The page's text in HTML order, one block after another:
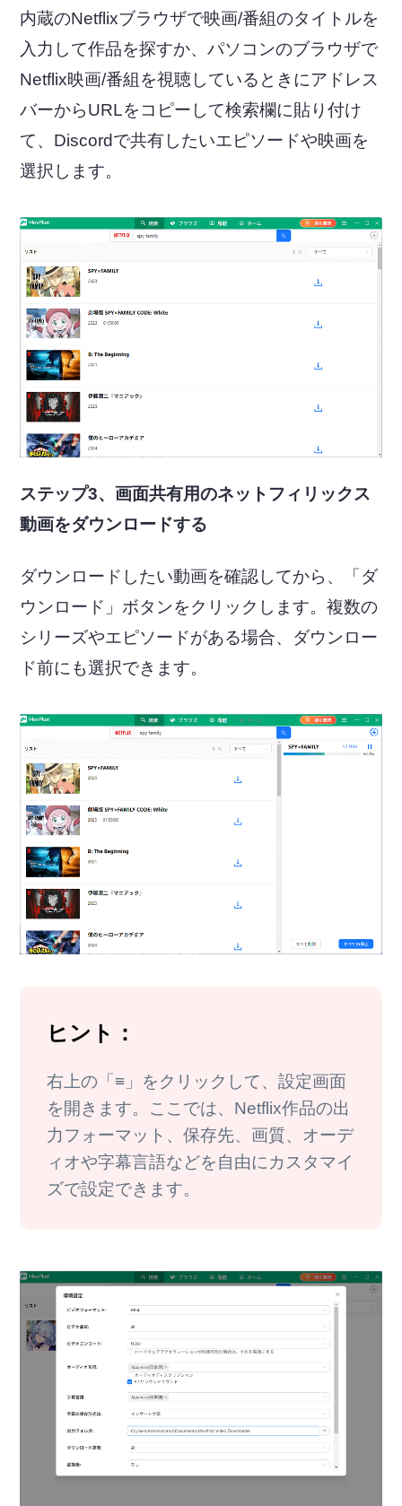
内蔵のNetflixブラウザで映画/番組のタイトルを
入力して作品を探すか、パソコンのブラウザで
Netflix映画/番組を視聴しているときにアドレス
バーからURLをコピーして検索欄に貼り付け
て、Discordで共有したいエピソードや映画を
選択します。
ステップ3、画面共有用のネットフィリックス
動画をダウンロードする
ダウンロードしたい動画を確認してから、「ダ
ウンロード」ボタンをクリックします。複数の
シリーズやエピソードがある場合、ダウンロー
ド前にも選択できます。
ヒント：
右上の「≡」をクリックして、設定画面
を開きます。ここでは、Netflix作品の出
力フォーマット、保存先、画質、オーデ
ィオや字幕言語などを自由にカスタマイ
ズで設定できます。